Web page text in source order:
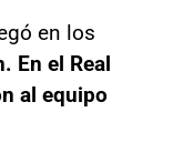
en los
En el Real
al equipo